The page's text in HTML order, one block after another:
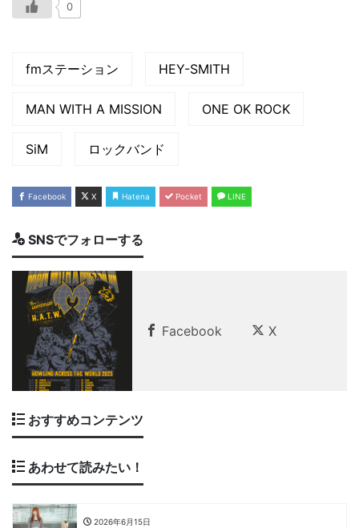
0
fmステーション HEY-SMITH
MAN WITH A MISSION ONE OK ROCK
SiM ロックバンド
Facebook X Hatena Pocket LINE
SNSでフォローする
Facebook X
おすすめコンテンツ
あわせて読みたい！
2026年6月15日